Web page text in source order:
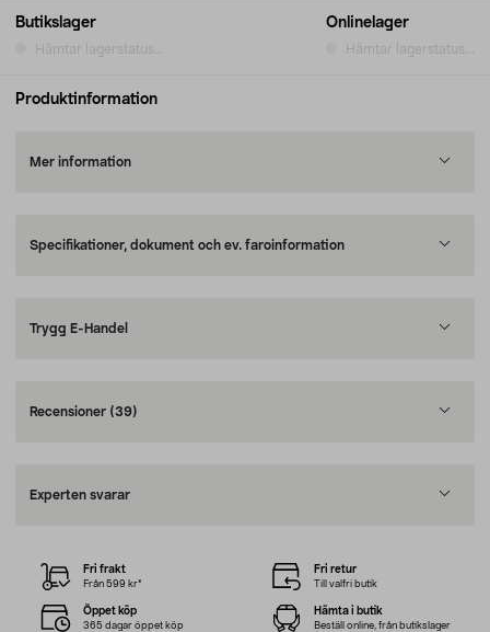
Butikslager
Hämtar lagerstatus...
Onlinelager
Hämtar lagerstatus...
Produktinformation
Mer information
Specifikationer, dokument och ev. faroinformation
Trygg E-Handel
Recensioner (39)
Experten svarar
Fri frakt
Från 599 kr*
Fri retur
Till valfri butik
Öppet köp
365 dagar öppet köp
Hämta i butik
Beställ online, från butikslager